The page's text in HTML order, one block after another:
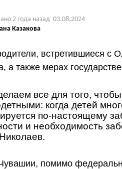
2 года назад 03.08.2024
Казакова
встретившиеся с
а также мерах
все для того,
когда детей
по-настоящему
и необходимость
помимо